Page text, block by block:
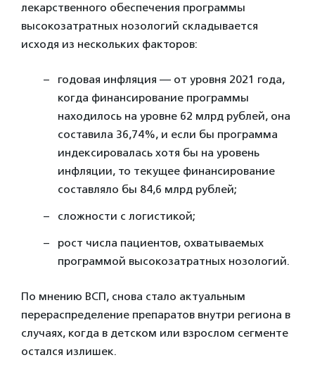
лекарственного обеспечения программы
высокозатратных нозологий складывается
исходя из нескольких факторов:
годовая инфляция — от уровня 2021 года,
когда финансирование программы
находилось на уровне 62 млрд рублей, она
составила 36,74%, и если бы программа
индексировалась хотя бы на уровень
инфляции, то текущее финансирование
составляло бы 84,6 млрд рублей;
сложности с логистикой;
рост числа пациентов, охватываемых
программой высокозатратных нозологий.
По мнению ВСП, снова стало актуальным
перераспределение препаратов внутри региона в
случаях, когда в детском или взрослом сегменте
остался излишек.